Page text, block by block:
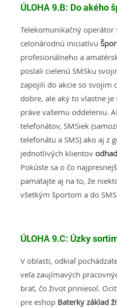
ÚLOHA 9.B: Do akého
Telekomunikačný
celonárodnú iniciatívu
profesionálneho a
poslali cielenú SMSku
zapojili do akcie so svojim
dobre, ale aký to vlastne
práve vašemu oddeleniu.
telefonátov, SMSiek
telefonátu a SMS) ako aj z
jednotlivých klientov
Pokúste sa o čo
pamätajte aj na to, že
všetkým športom a do
ÚLOHA 9.C: Úzky
V oblasti, odkiaľ
veľa zaujímavých
brať, čo život priniesol.
pre eshop Baterky základ